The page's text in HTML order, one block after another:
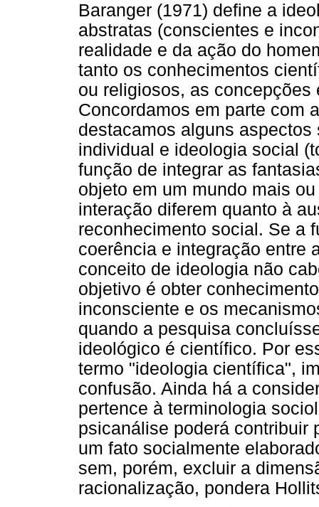
Baranger (1971) define a
abstratas (conscientes e
realidade e da ação do
tanto os conhecimentos
ou religiosos, as
Concordamos em parte com
destacamos alguns
individual e ideologia social
função de integrar as
objeto em um mundo mais
interação diferem quanto à
reconhecimento social. Se a
coerência e integração entre
conceito de ideologia não
objetivo é obter
inconsciente e os
quando a pesquisa
ideológico é científico. Por
termo "ideologia científica",
confusão. Ainda há a
pertence à terminologia
psicanálise poderá contribuir
um fato socialmente
sem, porém, excluir a
racionalização, pondera